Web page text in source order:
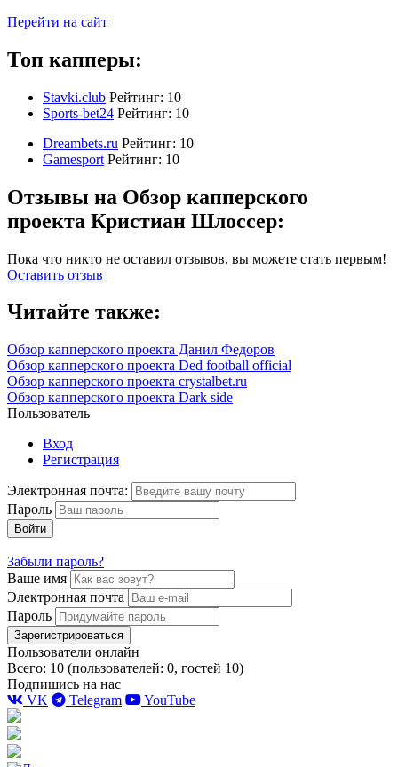
Перейти на сайт
Топ капперы:
Stavki.club Рейтинг: 10
Sports-bet24 Рейтинг: 10
Dreambets.ru Рейтинг: 10
Gamesport Рейтинг: 10
Отзывы на Обзор капперского
проекта Кристиан Шлоссер:
Пока что никто не оставил отзывов, вы можете стать первым!
Оставить отзыв
Читайте также:
Обзор капперского проекта Данил Федоров
Обзор капперского проекта Ded football official
Обзор капперского проекта crystalbet.ru
Обзор капперского проекта Dark side
Пользователь
Вход
Регистрация
Электронная почта:
Пароль
Войти
Забыли пароль?
Ваше имя
Электронная почта
Пароль
Зарегистрироваться
Пользователи онлайн
Всего: 10 (пользователей: 0, гостей 10)
Подпишись на нас
VK
Telegram YouTube